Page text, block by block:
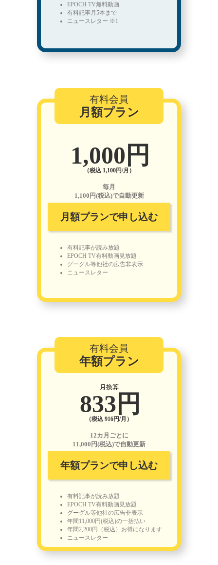
EPOCH TV無料動画
有料記事月5本まで
ニュースレター ※1
有料会員
月額プラン
1,000円
（税込 1,100円/月）
毎月
1,100円(税込)で自動更新
月額プランで申し込む
有料記事が読み放題
EPOCH TV有料動画見放題
グーグル等他社の広告非表示
ニュースレター
有料会員
年額プラン
月換算
833円
（税込 916円/月）
12カ月ごとに
11,000円(税込)で自動更新
年額プランで申し込む
有料記事が読み放題
EPOCH TV有料動画見放題
グーグル等他社の広告非表示
年間11,000円(税込)の一括払い
年間2,200円（税込）お得になります
ニュースレター